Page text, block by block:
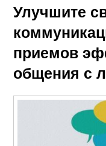
Улучшите
приемов
общения с